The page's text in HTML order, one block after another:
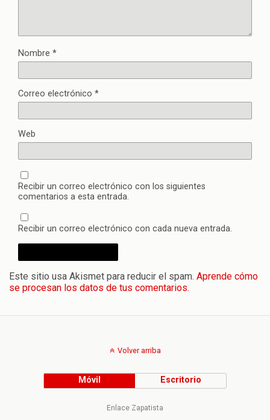
Nombre *
Correo electrónico *
Web
Recibir un correo electrónico con los siguientes
comentarios a esta entrada.
Recibir un correo electrónico con cada nueva entrada.
Este sitio usa Akismet para reducir el spam. Aprende cómo
se procesan los datos de tus comentarios.
Volver arriba
Móvil Escritorio
Enlace Zapatista